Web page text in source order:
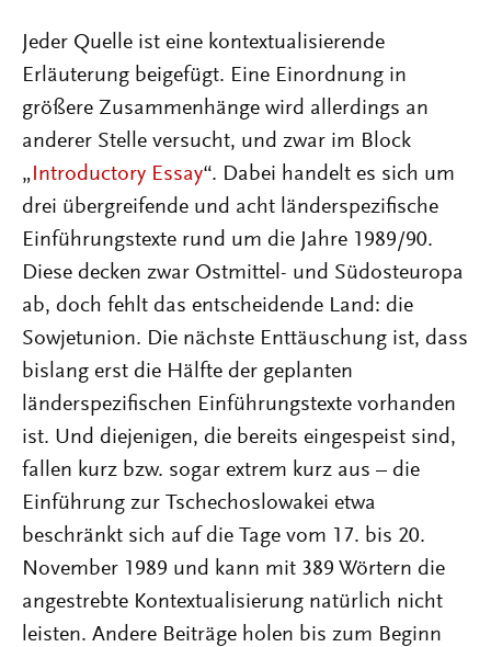
Jeder Quelle ist eine kontextualisierende
Erläuterung beigefügt. Eine Einordnung in
größere Zusammenhänge wird allerdings an
anderer Stelle versucht, und zwar im Block
„ Introductory Essay“. Dabei handelt es sich um
drei übergreifende und acht länderspezifische
Einführungstexte rund um die Jahre 1989/90.
Diese decken zwar Ostmittel- und Südosteuropa
ab, doch fehlt das entscheidende Land: die
Sowjetunion. Die nächste Enttäuschung ist, dass
bislang erst die Hälfte der geplanten
länderspezifischen Einführungstexte vorhanden
ist. Und diejenigen, die bereits eingespeist sind,
fallen kurz bzw. sogar extrem kurz aus – die
Einführung zur Tschechoslowakei etwa
beschränkt sich auf die Tage vom 17. bis 20.
November 1989 und kann mit 389 Wörtern die
angestrebte Kontextualisierung natürlich nicht
leisten. Andere Beiträge holen bis zum Beginn